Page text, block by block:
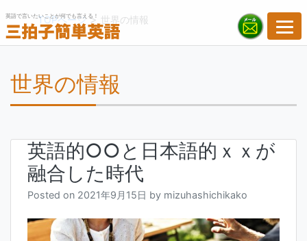
to
content
英語で言いたいことが何でも言える！
TOPページ> 世界の情報
世界の情報
英語的○○と日本語的ｘｘが
融合した時代
Posted on 2021年9月15日 by mizuhashichikako